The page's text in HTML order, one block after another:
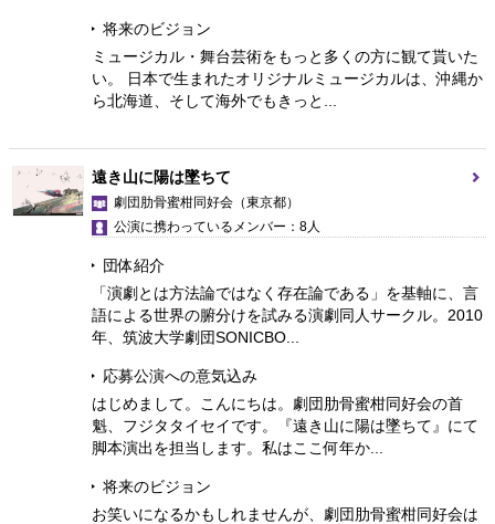
将来のビジョン
ミュージカル・舞台芸術をもっと多くの方に観て貰いた
い。 日本で生まれたオリジナルミュージカルは、沖縄か
ら北海道、そして海外でもきっと...
遠き山に陽は墜ちて
劇団肋骨蜜柑同好会 （東京都）
公演に携わっているメンバー：8人
団体紹介
「演劇とは方法論ではなく存在論である」を基軸に、言
語による世界の腑分けを試みる演劇同人サークル。2010
年、筑波大学劇団SONICBO...
応募公演への意気込み
はじめまして。こんにちは。劇団肋骨蜜柑同好会の首
魁、フジタタイセイです。『遠き山に陽は墜ちて』にて
脚本演出を担当します。私はここ何年か...
将来のビジョン
お笑いになるかもしれませんが、劇団肋骨蜜柑同好会は